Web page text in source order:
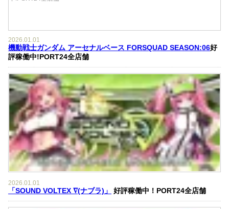
2026.01.01
機動戦士ガンダム アーセナルベース FORSQUAD SEASON:06好
評稼働中!PORT24全店舗
2026.01.01
「SOUND VOLTEX ∇(ナブラ)」 好評稼働中！PORT24全店舗